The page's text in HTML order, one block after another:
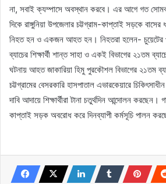
না, সবাই ক্যম্পাসে অবস্থান করবে। এর আগে গত
দিকে রাঙ্গুনিয়া উপজেলার চট্টগ্রাম-কাপ্তাই সড়কে বাসের
নিহত হন ও একজন আহত হন। নিহতরা হলেন- চুয়েটের
ব্যাচের শিক্ষার্থী শান্ত সাহা ও একই বিভাগের ২১তম
ঘটনায় আহত জাকারিয়া হিমু পুরকৌশল বিভাগের ২১তম
চট্টগ্রামের বেসরকারি হাসপাতাল এভারকেয়ারে
দাবি আদায়ে শিক্ষার্থীরা টানা চতুর্থদিন আন্দোলন করছেন।
কাপ্তাই সড়ক অবরোধ করে দিনব্যাপী কর্মসূচি পালন